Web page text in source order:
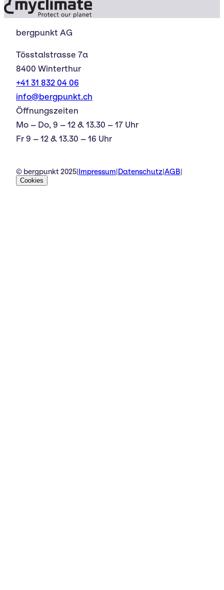
bergpunkt AG
Tösstalstrasse 7a
8400 Winterthur
+41 31 832 04 06
info@bergpunkt.ch
Öffnungszeiten
Mo – Do, 9 – 12 & 13.30 – 17 Uhr
Fr 9 – 12 & 13.30 – 16 Uhr
© bergpunkt 2025 Impressum Datenschutz AGB
Cookies